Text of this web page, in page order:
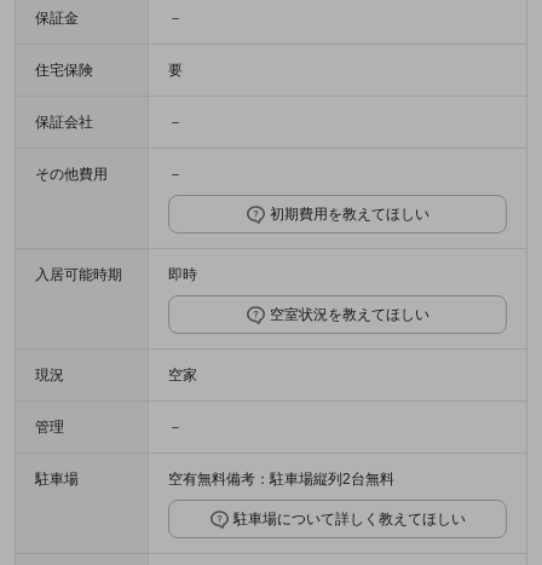
保証金 －
住宅保険 要
保証会社 －
その他費用 －
初期費用を教えてほしい
入居可能時期 即時
空室状況を教えてほしい
現況 空家
管理 －
駐車場 空有無料備考：駐車場縦列2台無料
駐車場について詳しく教えてほしい